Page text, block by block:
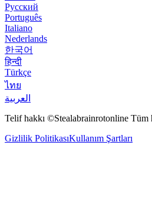
Русский
Português
Italiano
Nederlands
한국어
हिन्दी
Türkçe
ไทย
العربية
Telif hakkı ©Stealabrainrotonline Tüm
Gizlilik PolitikasıKullanım Şartları